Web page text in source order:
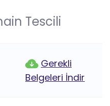
Tescili
Gerekli
Belgeleri İndir